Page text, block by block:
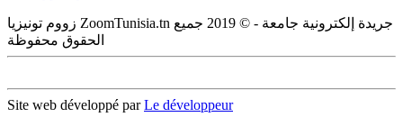
زووم تونيزيا ZoomTunisia.tn جريدة إلكترونية جامعة - © 2019 جميع
الحقوق محفوظة
Site web développé parLe développeur